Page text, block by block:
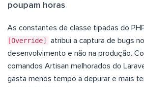
poupam horas
As constantes de classe tipadas do
[Override]
atribui a captura de bugs
desenvolvimento e não na produção.
comandos Artisan melhorados do
gasta menos tempo a depurar e mais